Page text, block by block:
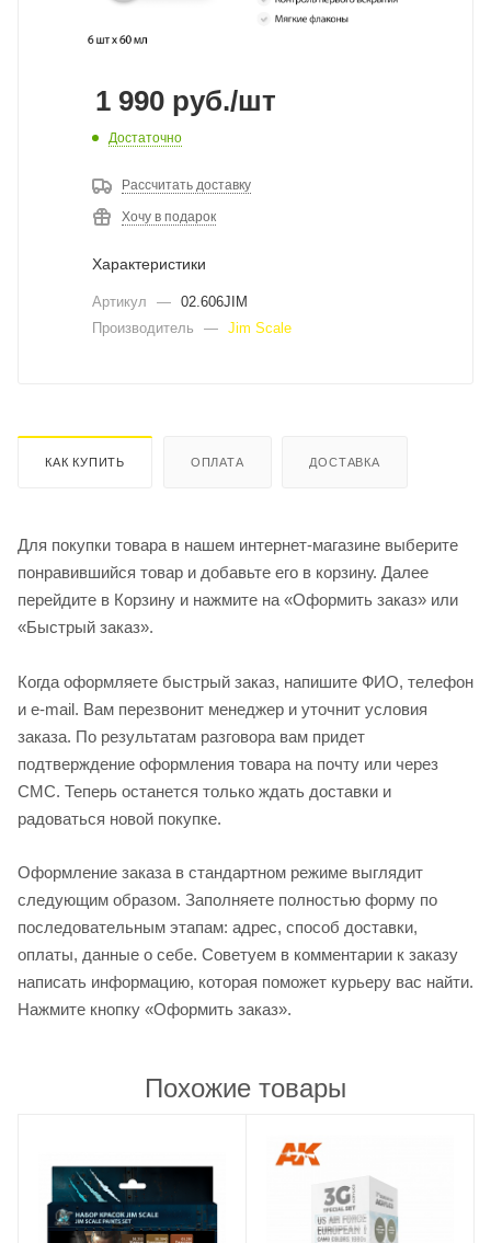
1 990 руб./шт
Достаточно
Рассчитать доставку
Хочу в подарок
Характеристики
Артикул — 02.606JIM
Производитель
— Jim Scale
КАК КУПИТЬ ОПЛАТА ДОСТАВКА
Для покупки товара в нашем интернет-магазине выберите
понравившийся товар и добавьте его в корзину. Далее
перейдите в Корзину и нажмите на «Оформить заказ» или
«Быстрый заказ».
Когда оформляете быстрый заказ, напишите ФИО, телефон
и e-mail. Вам перезвонит менеджер и уточнит условия
заказа. По результатам разговора вам придет
подтверждение оформления товара на почту или через
СМС. Теперь останется только ждать доставки и
радоваться новой покупке.
Оформление заказа в стандартном режиме выглядит
следующим образом. Заполняете полностью форму по
последовательным этапам: адрес, способ доставки,
оплаты, данные о себе. Советуем в комментарии к заказу
написать информацию, которая поможет курьеру вас найти.
Нажмите кнопку «Оформить заказ».
Похожие товары